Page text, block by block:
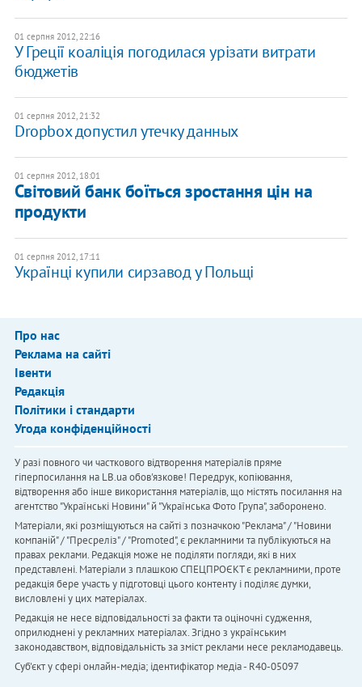
01 серпня 2012, 22:16
У Греції коаліція погодилася урізати витрати
бюджетів
01 серпня 2012, 21:32
Dropbox допустил утечку данных
01 серпня 2012, 18:01
Світовий банк боїться зростання цін на
продукти
01 серпня 2012, 17:11
Українці купили сирзавод у Польщі
Про нас
Реклама на сайті
Івенти
Редакція
Політики і стандарти
Угода конфіденційності
У разі повного чи часткового відтворення матеріалів пряме
гіперпосилання на LB.ua обов'язкове! Передрук, копіювання,
відтворення або інше використання матеріалів, що містять посилання на
агентство "Українськi Новини" й "Українська Фото Група", заборонено.
Матеріали, які розміщуються на сайті з позначкою "Реклама" / "Новини
компаній" / "Пресреліз" / "Promoted", є рекламними та публікуються на
правах реклами. Редакція може не поділяти погляди, які в них
представлені. Матеріали з плашкою СПЕЦПРОЄКТ є рекламними, проте
редакція бере участь у підготовці цього контенту і поділяє думки,
висловлені у цих матеріалах.
Редакція не несе відповідальності за факти та оціночні судження,
оприлюднені у рекламних матеріалах. Згідно з українським
законодавством, відповідальність за зміст реклами несе рекламодавець.
Cуб'єкт у сфері онлайн-медіа; ідентифікатор медіа - R40-05097